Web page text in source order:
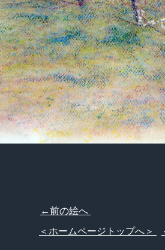
←前の絵へ
＜ホームページトップへ＞